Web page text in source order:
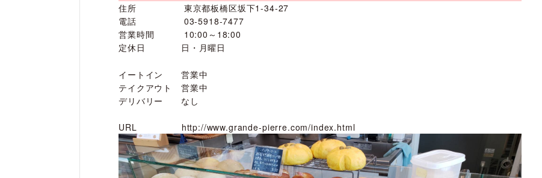
住所 東京都板橋区坂下1-34-27
電話 03-5918-7477
営業時間 10:00～18:00
定休日 日・月曜日
イートイン 営業中
テイクアウト 営業中
デリバリー なし
URL http://www.grande-pierre.com/index.html